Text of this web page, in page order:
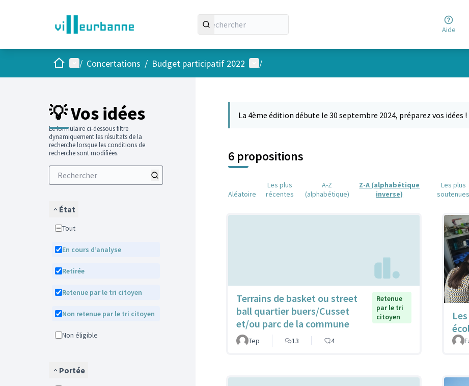
Aide
AccueilMenu principal
/ Concertations / Budget participatif 2022 Menu utilisateur
/
💡 Vos idées
Le formulaire ci-dessous filtre
dynamiquement les résultats de la
recherche lorsque les conditions de
recherche sont modifiées.
État
Tout
En cours d’analyse
Retirée
Retenue par le tri citoyen
Non retenue par le tri citoyen
Non éligible
Portée
La 4ème édition débute le 30 septembre 2024, préparez vos idées !
6 propositions
Aléatoire
Les plus
récentes
A-Z
(alphabétique)
Z-A (alphabétique
inverse)
Les plus
soutenues
Terrains de basket ou street
ball quartier buers/Cusset
et/ou parc de la commune
Retenue
par le tri
citoyen
Tep 13 4